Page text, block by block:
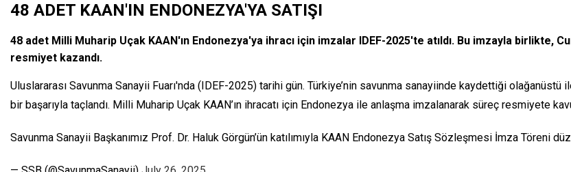
48 ADET KAAN'IN ENDONEZYA'YA SATIŞI
48 adet Milli Muharip Uçak KAAN'ın Endonezya'ya ihracı için imzalar IDEF-2025'te atıldı. Bu imzayla
resmiyet kazandı.
Uluslararası Savunma Sanayii Fuarı'nda (IDEF-2025) tarihi gün. Türkiye’nin savunma sanayiinde kaydettiği olağanüstü
bir başarıyla taçlandı. Milli Muharip Uçak KAAN’ın ihracatı için Endonezya ile anlaşma imzalanarak süreç resmiyete
Savunma Sanayii Başkanımız Prof. Dr. Haluk Görgün’ün katılımıyla KAAN Endonezya Satış Sözleşmesi İmza Töreni